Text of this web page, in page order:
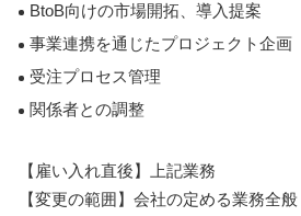
BtoB向けの市場開拓、導入提案
事業連携を通じたプロジェクト企画
受注プロセス管理
関係者との調整
【雇い入れ直後】上記業務
【変更の範囲】会社の定める業務全般